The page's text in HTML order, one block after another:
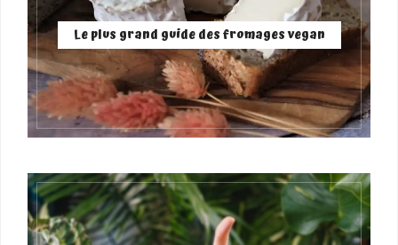
Le plus grand guide des fromages vegan